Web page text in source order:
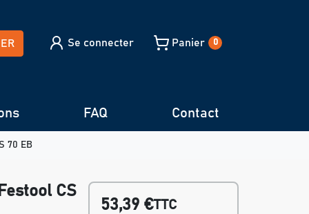
Se connecter Panier 0
FAQ Contact
70 EB
CS
53,39 €TTC